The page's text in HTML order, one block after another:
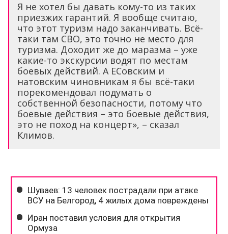
Я не хотел бы давать кому-то из таких
приезжих гарантий. Я вообще считаю,
что этот туризм надо заканчивать. Всё-
таки там СВО, это точно не место для
туризма. Доходит же до маразма – уже
какие-то экскурсии водят по местам
боевых действий. А ЕСовским и
натовским чиновникам я бы всё-таки
порекомендовал подумать о
собственной безопасности, потому что
боевые действия – это боевые действия,
это не поход на концерт», – сказал
Климов.